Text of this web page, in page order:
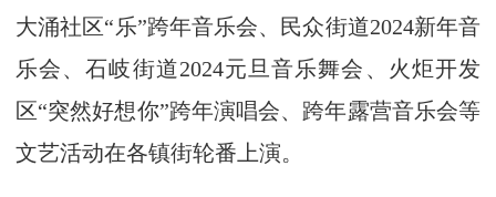
大涌社区“乐”跨年音乐会、民众街道2024新年音
乐会、石岐街道2024元旦音乐舞会、火炬开发
区“突然好想你”跨年演唱会、跨年露营音乐会等
文艺活动在各镇街轮番上演。